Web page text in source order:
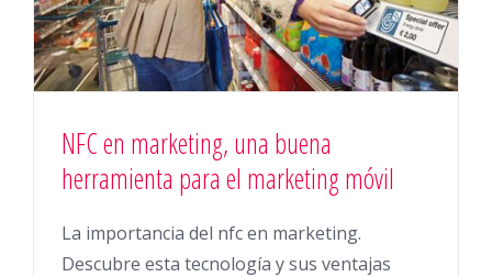
NFC en marketing, una buena
herramienta para el marketing móvil
La importancia del nfc en marketing.
Descubre esta tecnología y sus ventajas